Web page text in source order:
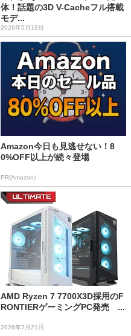
体！話題の3D V-Cacheフル搭載
モデ...
2026年5月19日
Amazon今日も見逃せない！8
0%OFF以上が続々登場
PR(Amazon)
AMD Ryzen 7 7700X3D採用のF
RONTIERゲーミングPC発売 ...
2026年7月21日